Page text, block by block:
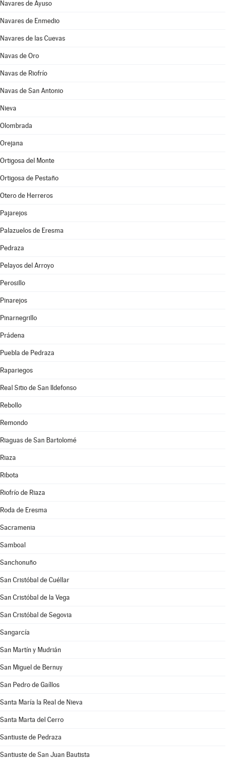
Navares de Ayuso
Navares de Enmedio
Navares de las Cuevas
Navas de Oro
Navas de Riofrío
Navas de San Antonio
Nieva
Olombrada
Orejana
Ortigosa del Monte
Ortigosa de Pestaño
Otero de Herreros
Pajarejos
Palazuelos de Eresma
Pedraza
Pelayos del Arroyo
Perosillo
Pinarejos
Pinarnegrillo
Prádena
Puebla de Pedraza
Rapariegos
Real Sitio de San Ildefonso
Rebollo
Remondo
Riaguas de San Bartolomé
Riaza
Ribota
Riofrío de Riaza
Roda de Eresma
Sacramenia
Samboal
Sanchonuño
San Cristóbal de Cuéllar
San Cristóbal de la Vega
San Cristóbal de Segovia
Sangarcía
San Martín y Mudrián
San Miguel de Bernuy
San Pedro de Gaíllos
Santa María la Real de Nieva
Santa Marta del Cerro
Santiuste de Pedraza
Santiuste de San Juan Bautista